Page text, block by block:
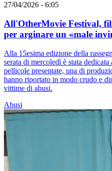
27/04/2026 - 6:05
All'OtherMovie Festival,
per arginare un «male
Alla 15esima edizione della
serata di mercoledì è stata
pellicole presentate, una di
hanno riportato in modo crudo e
vittime di abusi.
Abusi